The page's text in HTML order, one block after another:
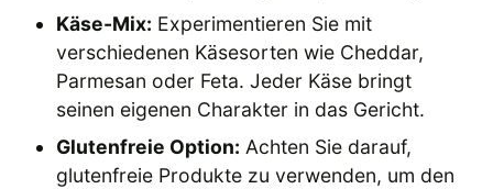
Käse-Mix: Experimentieren Sie mit
verschiedenen Käsesorten wie Cheddar,
Parmesan oder Feta. Jeder Käse bringt
seinen eigenen Charakter in das Gericht.
Glutenfreie Option: Achten Sie darauf,
glutenfreie Produkte zu verwenden, um den